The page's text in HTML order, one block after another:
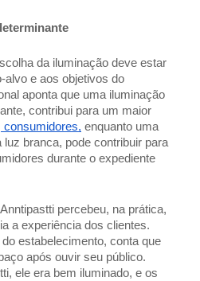
da iluminação deve estar
alvo e aos objetivos do
aponta que uma iluminação
contribui para um maior
consumidores, enquanto uma
branca, pode contribuir para
durante o expediente
percebeu, na prática,
a experiência dos clientes.
estabelecimento, conta que
após ouvir seu público.
ele era bem iluminado, e os